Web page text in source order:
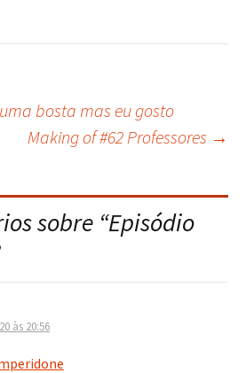
bosta mas eu gosto
Making of #62 Professores →
sobre “Episódio
às 20:56